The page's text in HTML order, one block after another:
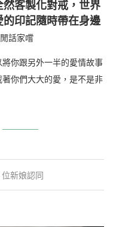
客製化對戒，世界
印記隨時帶在身邊
話家嚐
你跟另外一半的愛情故事
你們大大的愛，是不是非
位新娘認同